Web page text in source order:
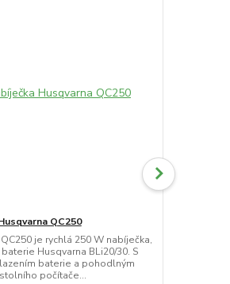
QC250
je rychlá 250 W nabíječka,
Husqvarna BLi20/30. S
baterie a pohodlným
počítače...